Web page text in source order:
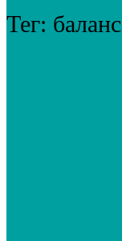
Тег: баланс